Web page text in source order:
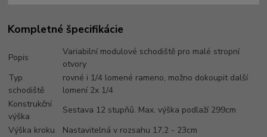
Kompletné špecifikácie
Popis
Variabilní modulové schodiště pro malé stropní
otvory
Typ
schodiště
rovné i 1/4 lomené rameno, možno dokoupit další
lomení 2x 1/4
Konstrukční
výška
Sestava 12 stupňů. Max. výška podlaží 299cm
Výška kroku
Nastavitelná v rozsahu 17,2 - 23cm